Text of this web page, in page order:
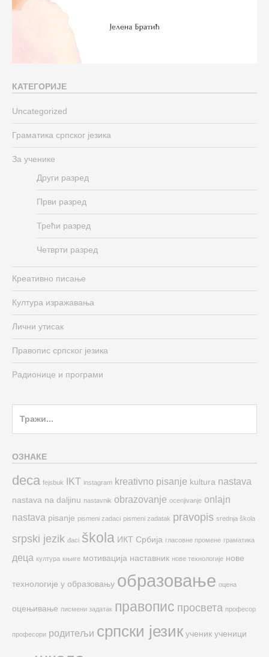
КАТЕГОРИЈЕ
Uncategorized
Граматика српског језика
За ученике
Други разред
Први разред
Трећи разред
Четврти разред
Креативно писање
Култура изражавања
Лични утисак
Правопис српског језика
Радионице и програми
ОЗНАКЕ
deca fejsbuk IKT instagram kreativno pisanje kultura nastava
nastava na daljinu nastavnik obrazovanje ocenjivanje onlajn
nastava pisanje pismeni zadaci pismeni zadatak pravopis srednja škola
srpski jezik đaci škola ИКТ Србија гласовне промене граматика
деца култура књиге мотивација наставник нове технологије нове
технологије у образовању образовање оцена
оцењивање писмени задатак правопис просвета професор
професори родитељи српски језик ученик ученици